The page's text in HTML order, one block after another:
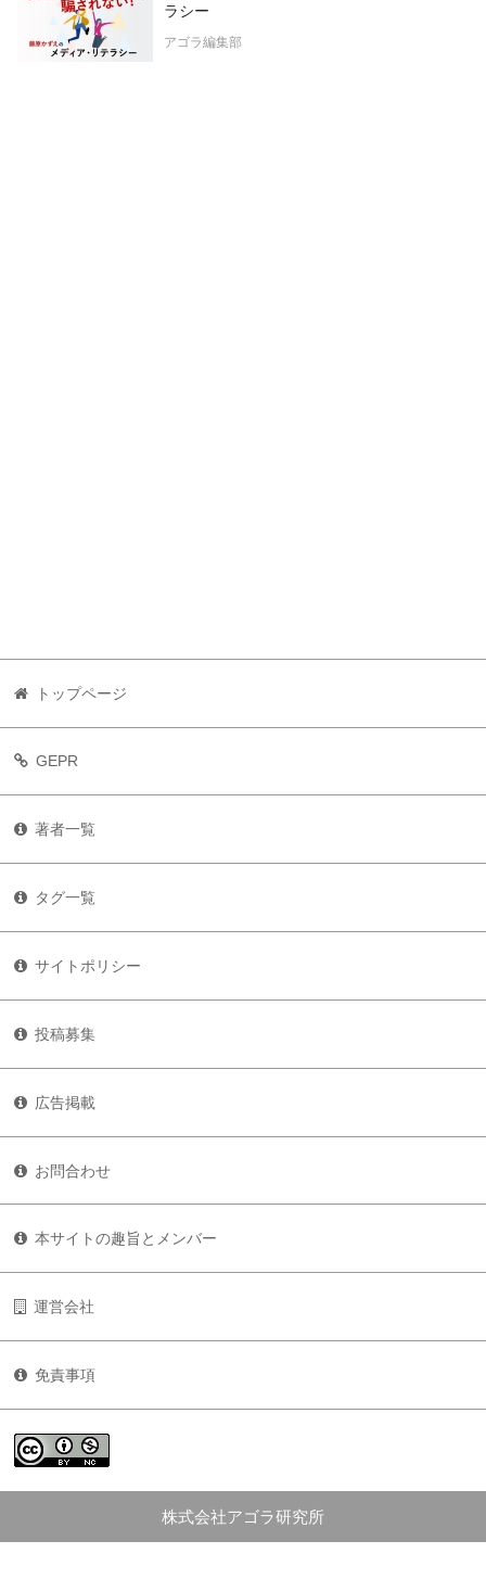
ラシー
アゴラ編集部
トップページ
GEPR
著者一覧
タグ一覧
サイトポリシー
投稿募集
広告掲載
お問合わせ
本サイトの趣旨とメンバー
運営会社
免責事項
株式会社アゴラ研究所